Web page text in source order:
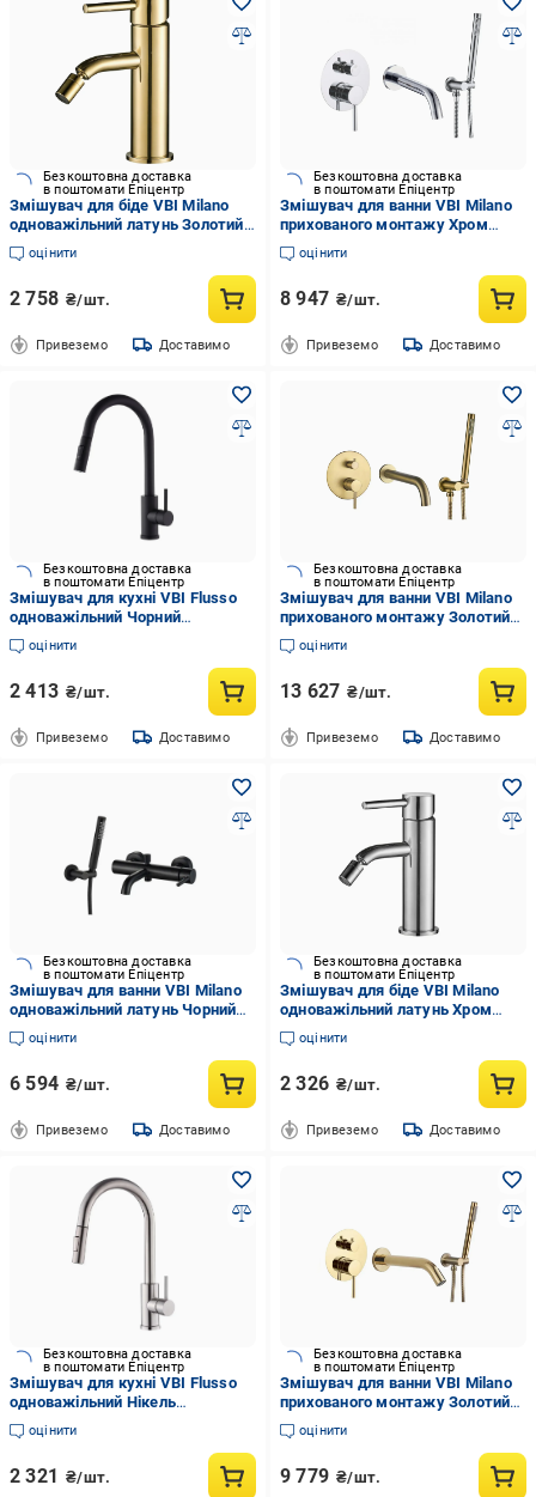
Безкоштовна доставка
в поштомати Епіцентр
Змішувач для біде VBI Milano
одноважільний латунь Золотий
(050104GL)
оцінити
2 758 ₴/шт.
Привеземо Доставимо
Безкоштовна доставка
в поштомати Епіцентр
Змішувач для ванни VBI Milano
прихованого монтажу Хром
(050107CH)
оцінити
8 947 ₴/шт.
Привеземо Доставимо
Безкоштовна доставка
в поштомати Епіцентр
Змішувач для кухні VBI Flusso
одноважільний Чорний
(055000BL)
оцінити
2 413 ₴/шт.
Привеземо Доставимо
Безкоштовна доставка
в поштомати Епіцентр
Змішувач для ванни VBI Milano
прихованого монтажу Золотий
брашований (050107BG)
оцінити
13 627 ₴/шт.
Привеземо Доставимо
Безкоштовна доставка
в поштомати Епіцентр
Змішувач для ванни VBI Milano
одноважільний латунь Чорний
(050106BL)
оцінити
6 594 ₴/шт.
Привеземо Доставимо
Безкоштовна доставка
в поштомати Епіцентр
Змішувач для біде VBI Milano
одноважільний латунь Хром
(050104CH)
оцінити
2 326 ₴/шт.
Привеземо Доставимо
Безкоштовна доставка
в поштомати Епіцентр
Змішувач для кухні VBI Flusso
одноважільний Нікель
(055000NI)
оцінити
2 321 ₴/шт.
Безкоштовна доставка
в поштомати Епіцентр
Змішувач для ванни VBI Milano
прихованого монтажу Золотий
(050107GL)
оцінити
9 779 ₴/шт.